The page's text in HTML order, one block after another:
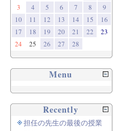
3
4 5 6 7 8
9
10
11 12 13 14 15
16
17
18 19 20 21 22
23
24
25 26 27 28
Menu
Recently
担任の先生の最後の授業